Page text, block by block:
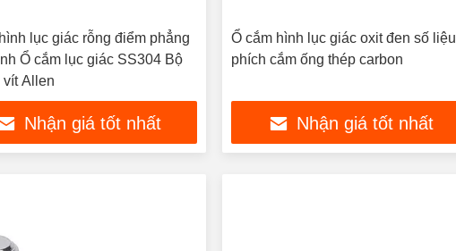
lục giác rỗng điểm phẳng
Ổ cắm lục giác SS304 Bộ
vít Allen
Nhận giá tốt nhất
Ổ cắm hình lục giác oxit đen số liệu
phích cắm ống thép carbon
Nhận giá tốt nhất